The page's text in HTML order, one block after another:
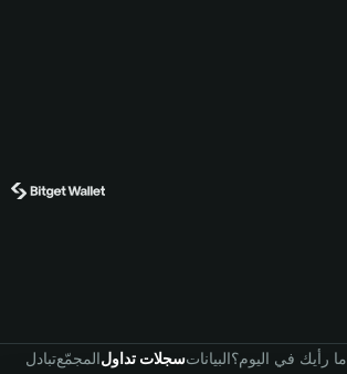
تبادلالمجمّعسجلات تداولالبياناتما رأيك في اليوم؟